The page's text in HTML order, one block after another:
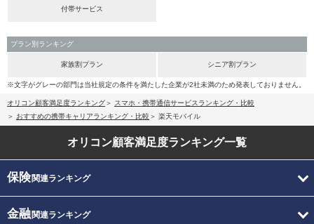
付帯サービス
プラン別ランキング
家族割プラン シニア割プラン
※文字がグレーの部門は当社規定の条件を満たした企業が2社未満のため発表しておりません。
オリコン顧客満足度ランキング
スマホ・携帯通信サービスランキング・比較
おすすめの携帯キャリアランキング・比較
楽天モバイル
オリコン顧客満足度ランキング一覧
保険関連ランキング
金融関連ランキング